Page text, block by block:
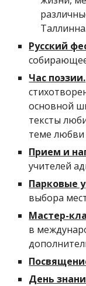
Таллинна.
Русский
Час поэзии.
основной
тексты
теме любви
Прием и
учителей
Парковые
выбора
Мастер-
в
День